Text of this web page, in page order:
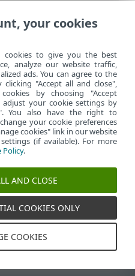
aplikacji> Silnik
dla
Zarządzaj plikami cookie
Polityka dotycząca plików
your cookies
cookies to give you the best
analyze our website traffic,
ads. You can agree to the
"Accept all and close",
by choosing "Accept
your cookie settings by
You also have the right to
your cookie preferences
cookies" link in our website
(if available). For more
Policy.
AND CLOSE
COOKIES ONLY
COOKIES